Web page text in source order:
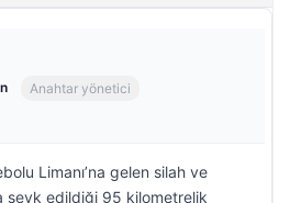
Anahtar yönetici
Limanı’na gelen silah ve
sevk edildiği 95 kilometrelik